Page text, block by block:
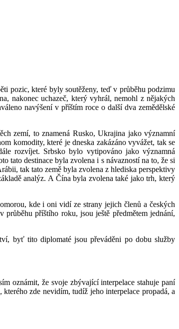
pozic, které byly soutěženy, teď v průběhu podzimu
nakonec uchazeč, který vyhrál, nemohl z nějakých
navýšení v příštím roce o další dva zemědělské
zemí, to znamená Rusko, Ukrajina jako významní
komodity, které je dneska zakázáno vyvážet, tak se
rozvíjet. Srbsko bylo vytipováno jako významná
tato destinace byla zvolena i s návazností na to, že si
tak tato země byla zvolena z hlediska perspektivy
analýz. A Čína byla zvolena také jako trh, který
kde i oni vidí ze strany jejich členů a českých
příštího roku, jsou ještě předmětem jednání,
byť tito diplomaté jsou převáděni po dobu služby
oznámit, že svoje zbývající interpelace stahuje paní
zde nevidím, tudíž jeho interpelace propadá, a